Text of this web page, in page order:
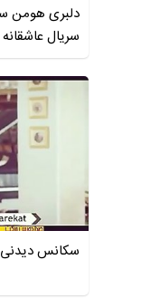
دلبری هومن
سریال عاشقانه
سکانس دیدنی